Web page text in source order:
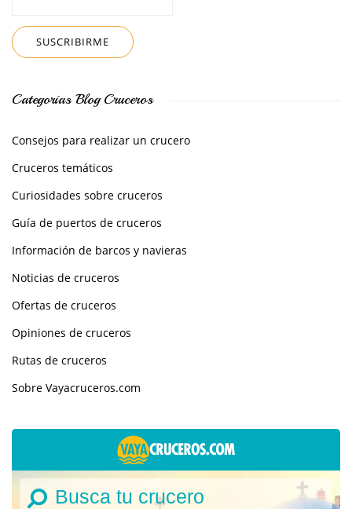
Categorías Blog Cruceros
Consejos para realizar un crucero
Cruceros temáticos
Curiosidades sobre cruceros
Guía de puertos de cruceros
Información de barcos y navieras
Noticias de cruceros
Ofertas de cruceros
Opiniones de cruceros
Rutas de cruceros
Sobre Vayacruceros.com
Busca tu crucero